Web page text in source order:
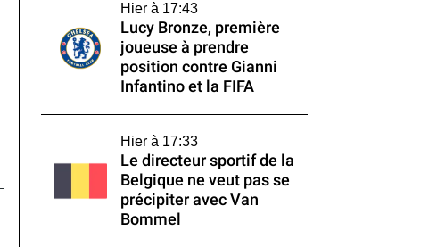
Hier à 17:43
Lucy Bronze, première
joueuse à prendre
position contre Gianni
Infantino et la FIFA
Hier à 17:33
Le directeur sportif de la
Belgique ne veut pas se
précipiter avec Van
Bommel